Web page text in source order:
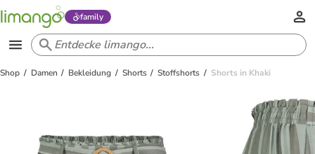
family
Shop Damen Bekleidung Shorts Stoffshorts Shorts in Khaki